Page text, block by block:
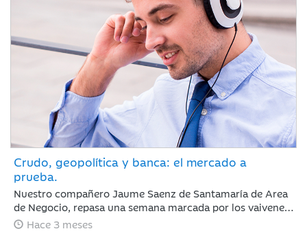
Crudo, geopolítica y banca: el mercado a
prueba.
Nuestro compañero Jaume Saenz de Santamaría de Area
de Negocio, repasa una semana marcada por los vaivenes
en las negociaciones entre Irán y EEUU, la noticia positiva
Hace 3 meses